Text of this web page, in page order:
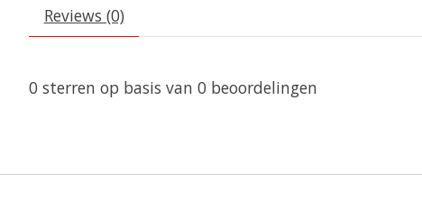
Reviews (0)
0 sterren op basis van 0 beoordelingen